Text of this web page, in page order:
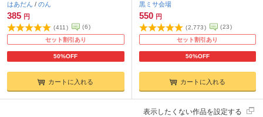
はあだん / のん
385 円
50%OFF
(411) (6)
セット割引あり
カートに入れる
黒ミサ会場
550 円
50%OFF
(2,773) (23)
セット割引あり
カートに入れる
表示したくない作品を設定する